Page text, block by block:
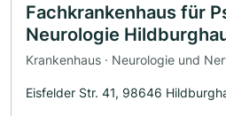
Fachkrankenhaus für
Neurologie
Krankenhaus · Neurologie und
Eisfelder Str. 41, 98646